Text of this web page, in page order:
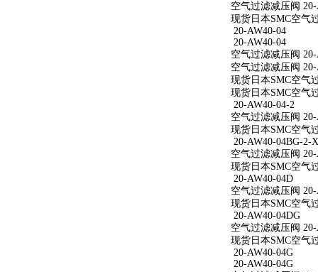
空气过滤减压阀 20-
现货日本SMC空气
20-AW40-04
20-AW40-04
空气过滤减压阀 20-
空气过滤减压阀 20-
现货日本SMC空气
现货日本SMC空气
20-AW40-04-2
空气过滤减压阀
现货日本SMC空气
20-AW40-04BG-2-
空气过滤减压阀
现货日本SMC空气
20-AW40-04D
空气过滤减压阀
现货日本SMC空气
20-AW40-04DG
空气过滤减压阀
现货日本SMC空气
20-AW40-04G
20-AW40-04G